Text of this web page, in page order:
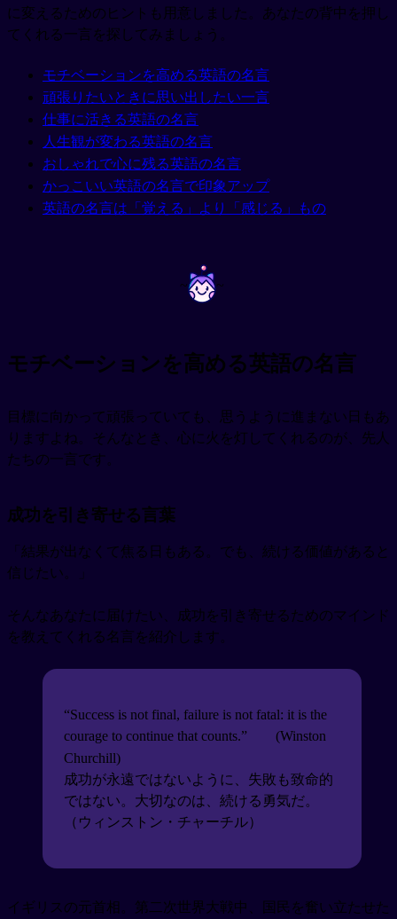
に変えるためのヒントも用意しました。あなたの背中を押し
てくれる一言を探してみましょう。
モチベーションを高める英語の名言
頑張りたいときに思い出したい一言
仕事に活きる英語の名言
人生観が変わる英語の名言
おしゃれで心に残る英語の名言
かっこいい英語の名言で印象アップ
英語の名言は「覚える」より「感じる」もの
~ ~
モチベーションを高める英語の名言
目標に向かって頑張っていても、思うように進まない日もあ
りますよね。そんなとき、心に火を灯してくれるのが、先人
たちの一言です。
成功を引き寄せる言葉
「結果が出なくて焦る日もある。でも、続ける価値があると
信じたい。」
そんなあなたに届けたい、成功を引き寄せるためのマインド
を教えてくれる名言を紹介します。
“Success is not final, failure is not fatal: it is the
courage to continue that counts.”
(Winston
Churchill)
成功が永遠ではないように、失敗も致命的
ではない。大切なのは、続ける勇気だ。
（ウィンストン・チャーチル）
イギリスの元首相。第二次世界大戦中、国民を奮い立たせた